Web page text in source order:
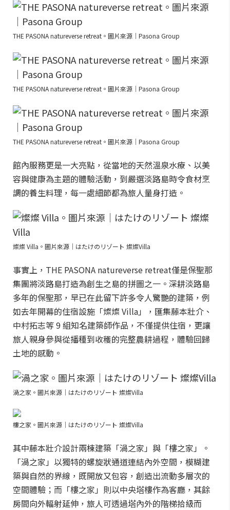
THE PASONA natureverse retreat。圖片來源｜Pasona Group
THE PASONA natureverse retreat。圖片來源｜Pasona Group
THE PASONA natureverse retreat。圖片來源｜Pasona Group
館內服務更是一大亮點，從當地的天然溫泉水療、以美
容與健康為主題的體驗活動，到嚴選淡路島時令食材烹
調的養生料理，每一處細節都為旅人量身打造。
燦燦 Villa。圖片來源｜はたけのリゾート 燦燦Villa
事實上，THE PASONA natureverse retreat僅是保聖那
集團將淡路島打造為創生之島的拼圖之一。深耕淡路島
多年的保聖那，早已在此留下許多令人驚艷的建築，例
如去年開幕的住宿設施「燦燦 Villa」，匯集藤本壯介、
中村拓志等 9 組知名建築師作品，不僅提供住宿，更讓
旅人親身參與從播種到收穫的完整農耕過程，體驗回歸
土地的感動。
渦之家。圖片來源｜はたけのリゾート 燦燦Villa
樓之家。圖片來源｜はたけのリゾート 燦燦Villa
其中藤本壯介設計兩棟建築「渦之家」與「樓之家」。
「渦之家」以獨特的螺旋狀通道連結內外空間，模糊建
築與自然的界線，既開放又包容，創造出流動多層次的
空間體驗；而「樓之家」則以中央塔樓作為客廳，其餘
房間向外輻射延伸，旅人可透過塔內外的階梯拾級而